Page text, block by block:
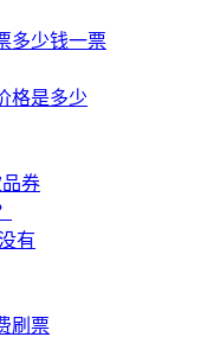
多少钱一票
格是多少
券
有
刷票